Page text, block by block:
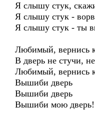
Я слышу стук,
Я слышу стук -
Я слышу стук - ты
Любимый, вернись
В дверь не стучи,
Любимый, вернись
Вышиби дверь
Вышиби дверь
Вышиби мою дверь!